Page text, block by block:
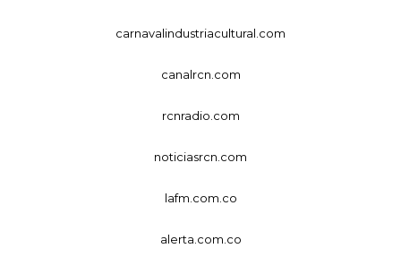
carnavalindustriacultural.com
canalrcn.com
rcnradio.com
noticiasrcn.com
lafm.com.co
alerta.com.co